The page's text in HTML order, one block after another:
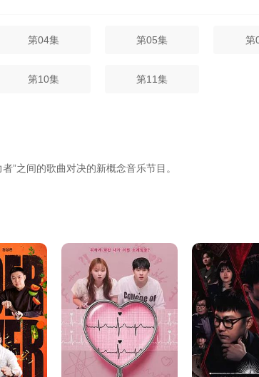
第04集 第05集 第
第10集 第11集
之间的歌曲对决的新概念音乐节目。